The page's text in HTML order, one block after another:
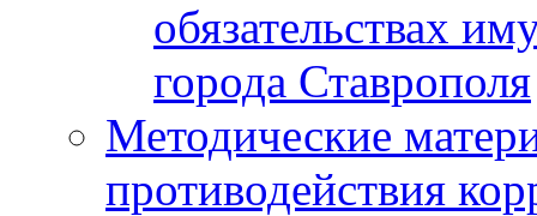
обязательствах
города Ставрополя
Методические
противодействия